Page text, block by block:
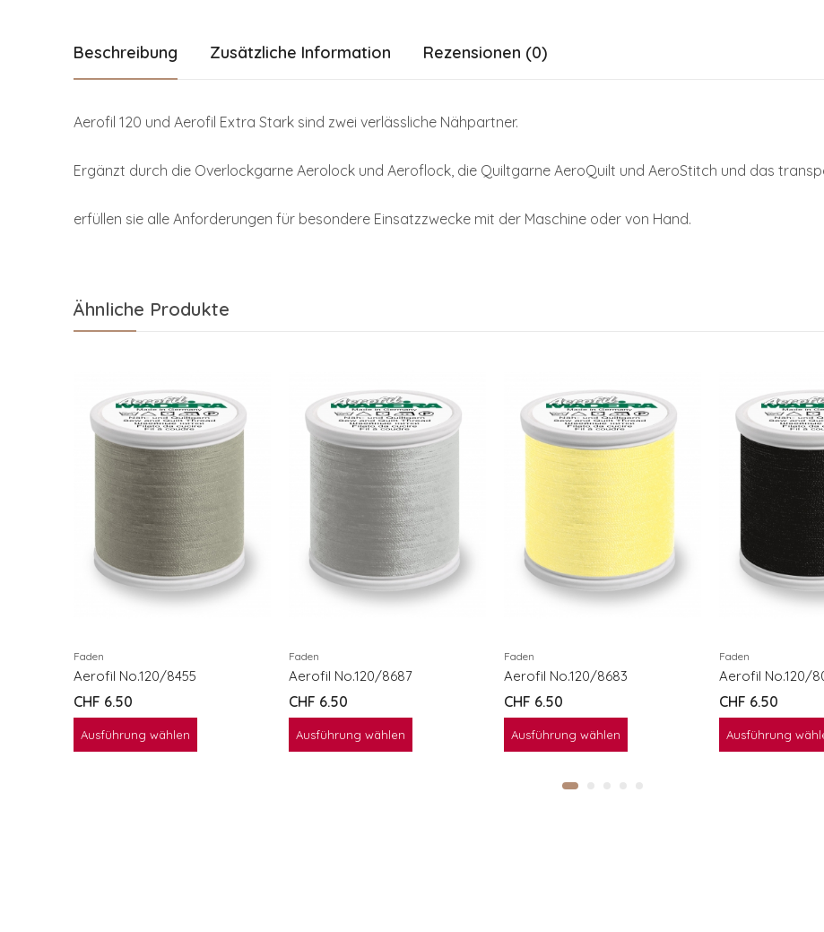
Beschreibung Zusätzliche Information Rezensionen (0)
Aerofil 120 und Aerofil Extra Stark sind zwei verlässliche Nähpartner.
Ergänzt durch die Overlockgarne Aerolock und Aeroflock, die Quiltgarne AeroQuilt und AeroStitch und das
erfüllen sie alle Anforderungen für besondere Einsatzzwecke mit der Maschine oder von Hand.
Ähnliche Produkte
Faden
Aerofil No.120/8455
CHF 6.50
Ausführung wählen
Faden
Aerofil No.120/8687
CHF 6.50
Ausführung wählen
Faden
Aerofil No.120/8683
CHF 6.50
Ausführung wählen
Faden
Aerofil No.120/
CHF 6.50
Ausführung